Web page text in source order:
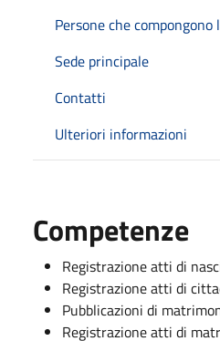
Persone che
Sede principale
Contatti
Ulteriori informazioni
Competenze
Registrazione atti di
Registrazione atti di
Pubblicazioni di
Registrazione atti di